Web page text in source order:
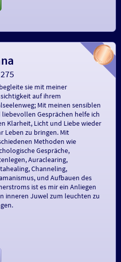
sie mit meiner
auf ihrem
Mit meinen sensiblen
liebevollen Gesprächen helfe ich
Klarheit, Licht und Liebe wieder
Leben zu bringen. Mit
Methoden wie
Gespräche,
Auraclearing,
Channeling,
und Aufbauen des
ist es mir ein Anliegen
inneren Juwel zum leuchten zu